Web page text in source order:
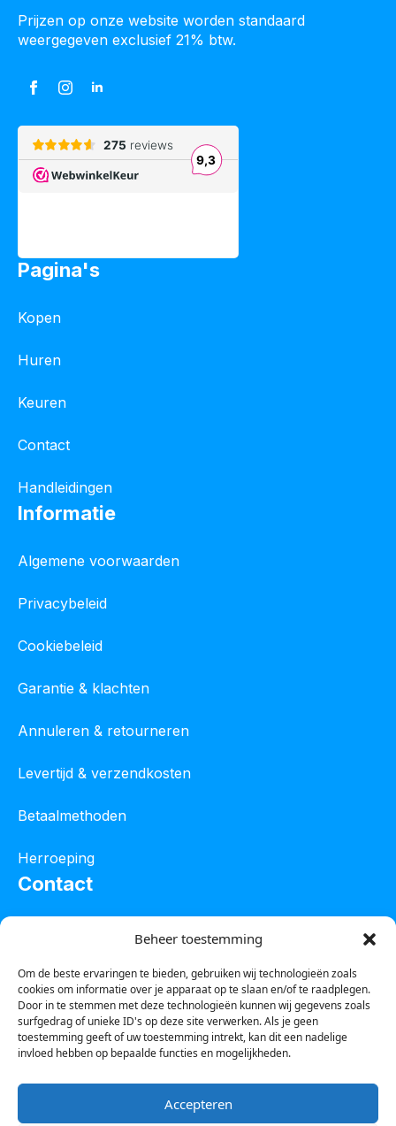
Beheer toestemming
Om de beste ervaringen te bieden, gebruiken wij technologieën zoals
cookies om informatie over je apparaat op te slaan en/of te raadplegen.
Door in te stemmen met deze technologieën kunnen wij gegevens zoals
surfgedrag of unieke ID's op deze site verwerken. Als je geen
toestemming geeft of uw toestemming intrekt, kan dit een nadelige
invloed hebben op bepaalde functies en mogelijkheden.
Accepteren
Prijzen op onze website worden standaard
weergegeven exclusief 21% btw.
Pagina's
Kopen
Huren
Keuren
Contact
Handleidingen
Informatie
Algemene voorwaarden
Privacybeleid
Cookiebeleid
Garantie & klachten
Annuleren & retourneren
Levertijd & verzendkosten
Betaalmethoden
Herroeping
Contact
Tel :0850601800
Whatsapp : 0623388306
KvK leeuwarden : 61835943